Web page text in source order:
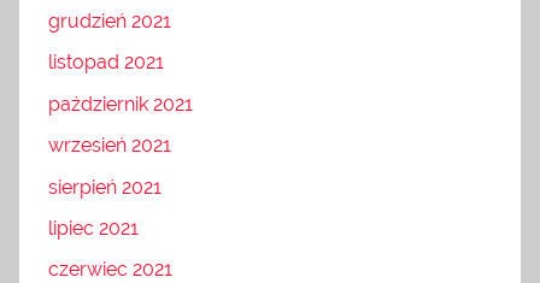
grudzień 2021
listopad 2021
październik 2021
wrzesień 2021
sierpień 2021
lipiec 2021
czerwiec 2021